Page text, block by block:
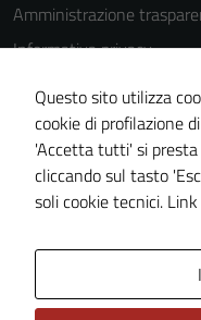
Amministrazione
Informativa privacy
Cookie Policy
Note legali
Dichiarazione di
Piano di miglioramento
Questo sito utilizza
cookie di profilazione
'Accetta tutti' si
cliccando sul tasto
soli cookie tecnici.